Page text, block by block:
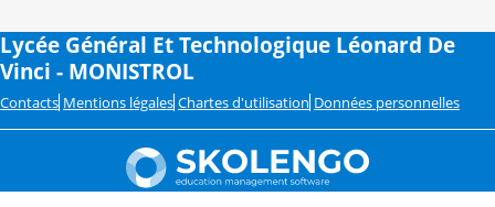
Lycée Général Et Technologique Léonard De
Vinci - MONISTROL
Contacts Mentions légales Chartes d'utilisation Données personnelles